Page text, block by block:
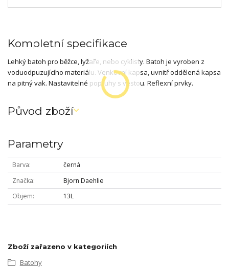
Kompletní specifikace
Lehký batoh pro běžce, lyžaře, nebo cyklisty. Batoh je vyroben z
voduodpuzujícího materiálu. Venkovní kapsa, uvnitř oddělená kapsa
na pitný vak. Nastavitelné popruhy s vestou. Reflexní prvky.
Původ zboží
Parametry
Barva
černá
Značka
Bjorn Daehlie
Objem
13L
Zboží zařazeno v kategoriích
Batohy